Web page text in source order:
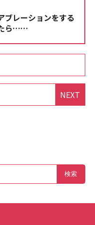
ブレーションをする
ら……
NEXT